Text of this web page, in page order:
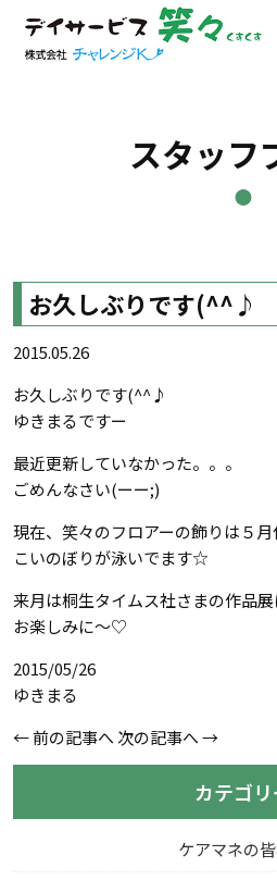
スタッフ
お久しぶりです(^^♪
2015.05.26
お久しぶりです(^^♪
ゆきまるですー
最近更新していなかった。。。
ごめんなさい(ーー;)
現在、笑々のフロアーの飾りは５
こいのぼりが泳いでます☆
来月は桐生タイムス社さまの作品
お楽しみに～♡
2015/05/26
ゆきまる
←前の記事へ 次の記事へ→
カテゴリ
ケアマネの